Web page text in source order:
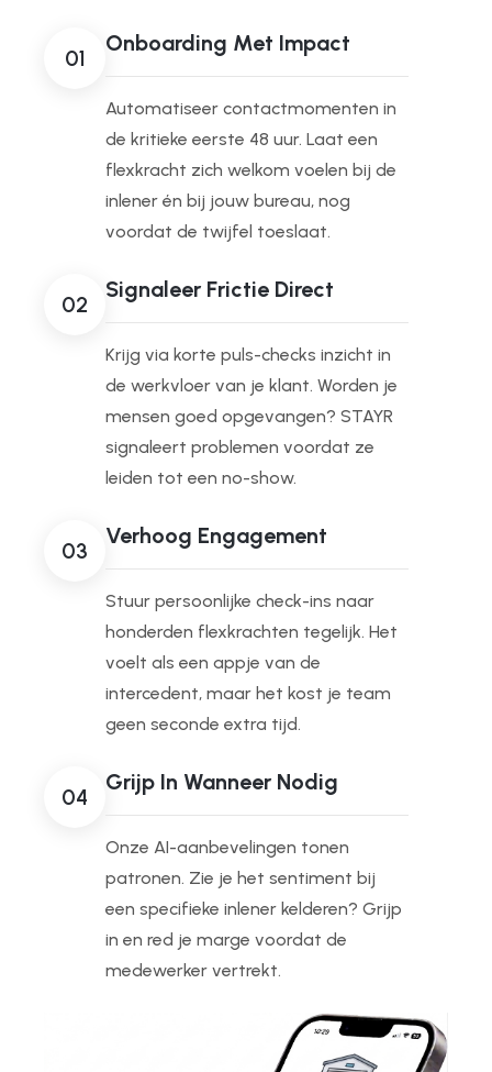
01
Onboarding Met Impact
Automatiseer contactmomenten in
de kritieke eerste 48 uur. Laat een
flexkracht zich welkom voelen bij de
inlener én bij jouw bureau, nog
voordat de twijfel toeslaat.
02
Signaleer Frictie Direct
Krijg via korte puls-checks inzicht in
de werkvloer van je klant. Worden je
mensen goed opgevangen? STAYR
signaleert problemen voordat ze
leiden tot een no-show.
03
Verhoog Engagement
Stuur persoonlijke check-ins naar
honderden flexkrachten tegelijk. Het
voelt als een appje van de
intercedent, maar het kost je team
geen seconde extra tijd.
04
Grijp In Wanneer Nodig
Onze AI-aanbevelingen tonen
patronen. Zie je het sentiment bij
een specifieke inlener kelderen? Grijp
in en red je marge voordat de
medewerker vertrekt.